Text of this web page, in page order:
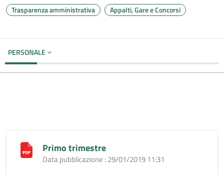
Trasparenza amministrativa Appalti, Gare e Concorsi
PERSONALE
Primo trimestre
Data pubblicazione : 29/01/2019 11:31